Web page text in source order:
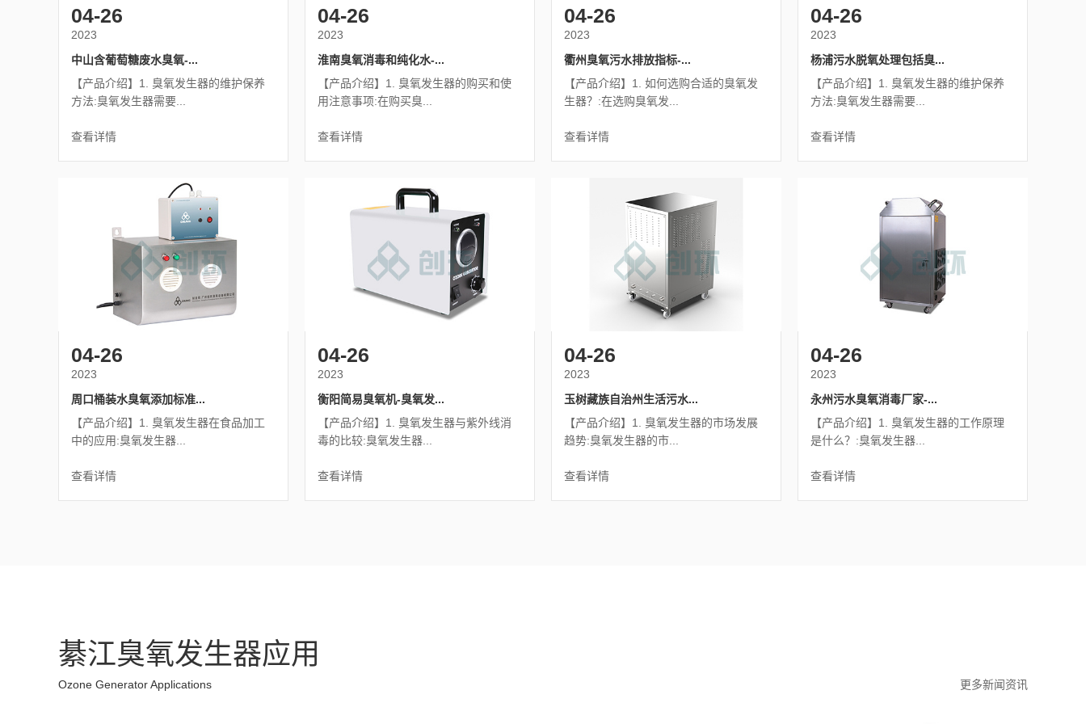
04-26
2023
中山含葡萄糖废水臭氧-...
【产品介绍】1. 臭氧发生器的维护保养
方法:臭氧发生器需要...
查看详情
04-26
2023
淮南臭氧消毒和纯化水-...
【产品介绍】1. 臭氧发生器的购买和使
用注意事项:在购买臭...
查看详情
04-26
2023
衢州臭氧污水排放指标-...
【产品介绍】1. 如何选购合适的臭氧发
生器？:在选购臭氧发...
查看详情
04-26
2023
杨浦污水脱氧处理包括臭...
【产品介绍】1. 臭氧发生器的维护保养
方法:臭氧发生器需要...
查看详情
04-26
2023
周口桶装水臭氧添加标准...
【产品介绍】1. 臭氧发生器在食品加工
中的应用:臭氧发生器...
查看详情
04-26
2023
衡阳简易臭氧机-臭氧发...
【产品介绍】1. 臭氧发生器与紫外线消
毒的比较:臭氧发生器...
查看详情
04-26
2023
玉树藏族自治州生活污水...
【产品介绍】1. 臭氧发生器的市场发展
趋势:臭氧发生器的市...
查看详情
04-26
2023
永州污水臭氧消毒厂家-...
【产品介绍】1. 臭氧发生器的工作原理
是什么？:臭氧发生器...
查看详情
綦江臭氧发生器应用
Ozone Generator Applications 更多新闻资讯